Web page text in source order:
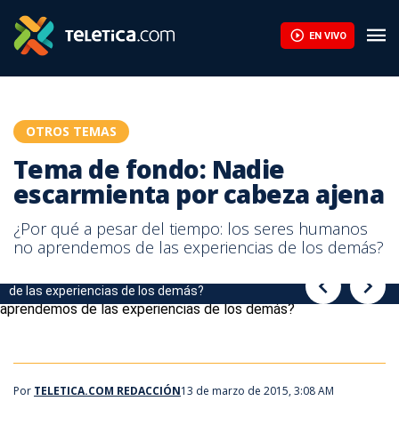
EN VIVO
OTROS TEMAS
Tema de fondo: Nadie
escarmienta por cabeza ajena
¿Por qué a pesar del tiempo: los seres humanos
no aprendemos de las experiencias de los demás?
de las experiencias de los demás?
Por TELETICA.COM REDACCIÓN13 de marzo de 2015, 3:08 AM